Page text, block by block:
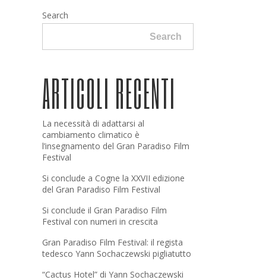
Search
Search
ARTICOLI RECENTI
La necessità di adattarsi al
cambiamento climatico è
l’insegnamento del Gran Paradiso Film
Festival
Si conclude a Cogne la XXVII edizione
del Gran Paradiso Film Festival
Si conclude il Gran Paradiso Film
Festival con numeri in crescita
Gran Paradiso Film Festival: il regista
tedesco Yann Sochaczewski pigliatutto
“Cactus Hotel” di Yann Sochaczewski